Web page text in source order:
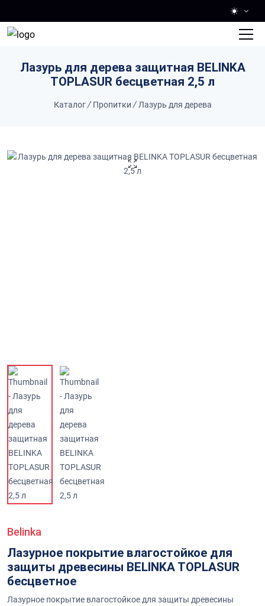
Лазурь для дерева защитная BELINKA
TOPLASUR бесцветная 2,5 л
Каталог/ Пропитки / Лазурь для дерева
Belinka
Лазурное покрытие влагостойкое для
защиты древесины BELINKA TOPLASUR
бесцветное
Лазурное покрытие влагостойкое для защиты древесины